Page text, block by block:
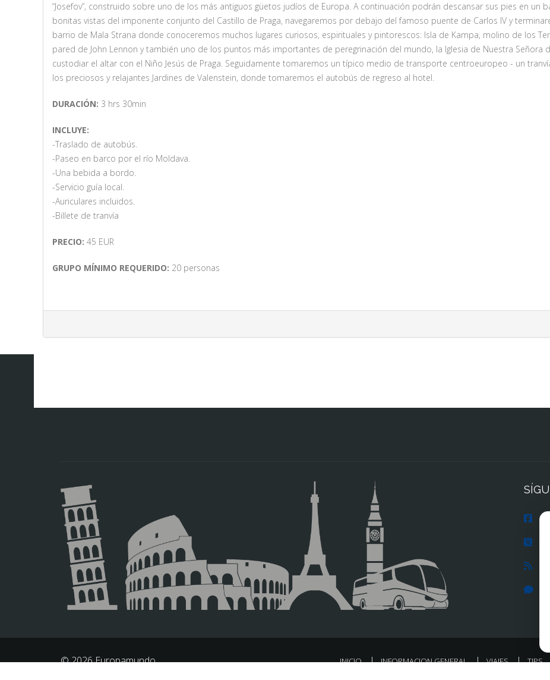
“Josefov”, construido sobre uno de los más antiguos güetos judíos de Europa. A continuación podrán descansar sus pies en
bonitas vistas del imponente conjunto del Castillo de Praga, navegaremos por debajo del famoso puente de Carlos IV y
barrio de Mala Strana donde conoceremos muchos lugares curiosos, espirituales y pintorescos: Isla de Kampa, molino de los
pared de John Lennon y también uno de los puntos más importantes de peregrinación del mundo, la Iglesia de Nuestra
custodiar el altar con el Niño Jesús de Praga. Seguidamente tomaremos un típico medio de transporte centroeuropeo - un
los preciosos y relajantes Jardines de Valenstein, donde tomaremos el autobús de regreso al hotel.
DURACIÓN: 3 hrs 30min
INCLUYE:
-Traslado de autobús.
-Paseo en barco por el río Moldava.
-Una bebida a bordo.
-Servicio guía local.
-Auriculares incluidos.
-Billete de tranvía
PRECIO: 45 EUR
GRUPO MÍNIMO REQUERIDO: 20 personas
© 2026 Europamundo.
INICIO INFORMACION GENERAL VIAJES TIPS